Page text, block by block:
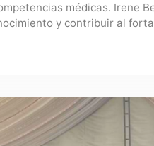
médicas. Irene
y contribuir al